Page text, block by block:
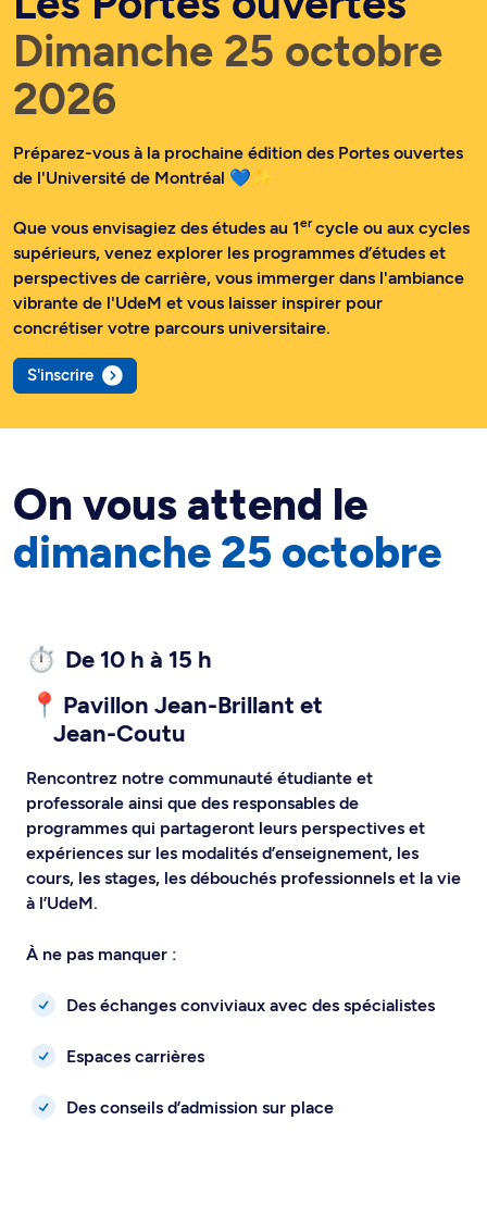
Dimanche 25 octobre
2026
Préparez-vous à la prochaine édition des Portes ouvertes
de l'Université de Montréal 💙✨
Que vous envisagiez des études au 1ercycle ou aux cycles
supérieurs, venez explorer les programmes d’études et
perspectives de carrière, vous immerger dans l'ambiance
vibrante de l'UdeM et vous laisser inspirer pour
concrétiser votre parcours universitaire.
S'inscrire
On vous attend le
dimanche 25 octobre
⏱️ De 10 h à 15 h
📍 Pavillon Jean-Brillant et
Jean-Coutu
Rencontrez notre communauté étudiante et
professorale ainsi que des responsables de
programmes qui partageront leurs perspectives et
expériences sur les modalités d’enseignement, les
cours, les stages, les débouchés professionnels et la vie
à l’UdeM.
À ne pas manquer :
Des échanges conviviaux avec des spécialistes
Espaces carrières
Des conseils d’admission sur place